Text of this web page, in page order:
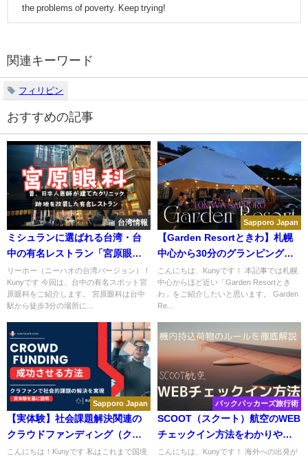
the problems of poverty. Keep trying!
関連キーワード
フィリピン
おすすめの記事
台湾情報
ミシュランに選ばれる台湾・台
中の有名レストラン「宮原眼
科」なぜ「眼科」？名前の由来
と歴史も解説
リーホー（ニーハオの台湾バージョン）！
Kunyです 今回は、台中の有名スポット宮
原眼科をご紹介します。 宮原眼科は台中
駅から徒歩3分の場所に...
Sapporo Japan
【Garden Resortときわ】札幌
中心から30分のグランピング場
が天国過ぎた！
こんにちは、Kunyです！ 本記事では札幌
中心からほど近い「Garden Resortとき
わ」をご紹介したいと思います。 Garden
Re...
Sapporo Japan
【実体験】社会課題解決関連の
クラウドファンディング（クラ
ファン）を成功させるには？実
こんにちは！Kunyです 私はこれまで国境
バックパッカーズ旅行術
SCOOT（スクート）航空のWEB
チェックイン方法をわかりやす
く解説！
こんにちは、Kunyです！ 海外への出発が